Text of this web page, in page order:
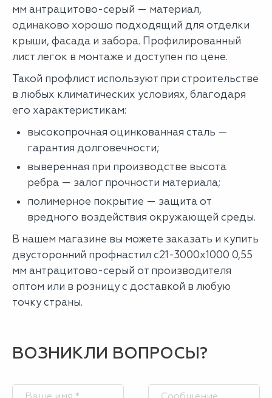
мм антрацитово-серый — материал,
одинаково хорошо подходящий для отделки
крыши, фасада и забора. Профилированный
лист легок в монтаже и доступен по цене.
Такой профлист используют при строительстве
в любых климатических условиях, благодаря
его характеристикам:
высокопрочная оцинкованная сталь —
гарантия долговечности;
выверенная при производстве высота
ребра — залог прочности материала;
полимерное покрытие — защита от
вредного воздействия окружающей среды.
В нашем магазине вы можете заказать и купить
двусторонний профнастил с21-3000х1000 0,55
мм антрацитово-серый от производителя
оптом или в розницу с доставкой в любую
точку страны.
ВОЗНИКЛИ ВОПРОСЫ?